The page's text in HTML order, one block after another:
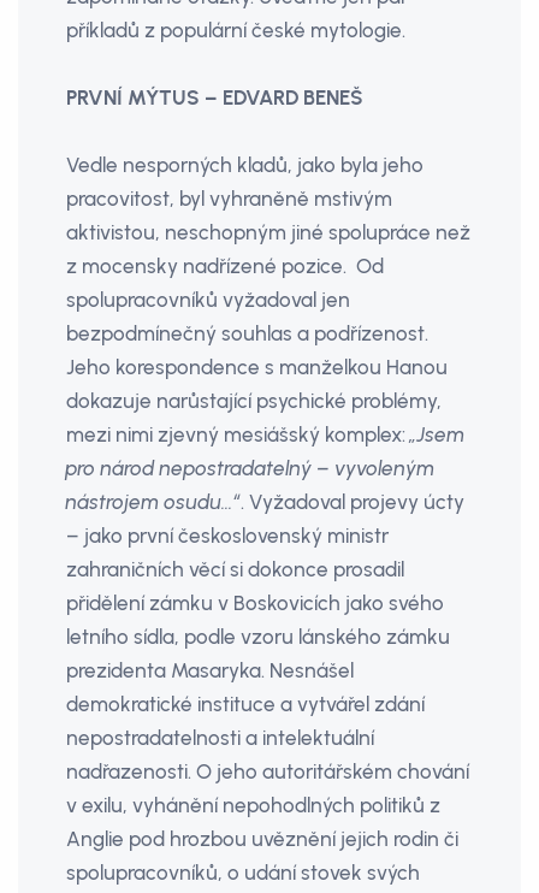
příkladů z populární české mytologie.
PRVNÍ MÝTUS – EDVARD BENEŠ
Vedle nesporných kladů, jako byla jeho
pracovitost, byl vyhraněně mstivým
aktivistou, neschopným jiné spolupráce než
z mocensky nadřízené pozice. Od
spolupracovníků vyžadoval jen
bezpodmínečný souhlas a podřízenost.
Jeho korespondence s manželkou Hanou
dokazuje narůstající psychické problémy,
mezi nimi zjevný mesiášský komplex:„Jsem
pro národ nepostradatelný – vyvoleným
nástrojem osudu…“. Vyžadoval projevy úcty
– jako první československý ministr
zahraničních věcí si dokonce prosadil
přidělení zámku v Boskovicích jako svého
letního sídla, podle vzoru lánského zámku
prezidenta Masaryka. Nesnášel
demokratické instituce a vytvářel zdání
nepostradatelnosti a intelektuální
nadřazenosti. O jeho autoritářském chování
v exilu, vyhánění nepohodlných politiků z
Anglie pod hrozbou uvěznění jejich rodin či
spolupracovníků, o udání stovek svých